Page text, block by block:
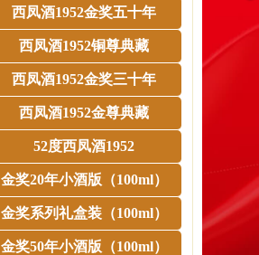
西凤酒1952金奖五十年
西凤酒1952铜尊典藏
西凤酒1952金奖三十年
西凤酒1952金尊典藏
52度西凤酒1952
金奖20年小酒版（100ml）
金奖系列礼盒装（100ml）
金奖50年小酒版（100ml）